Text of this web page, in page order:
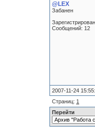
@LEX
Забанен
Сообщений: 12
2007-11-24
Страниц: 1
Перейти